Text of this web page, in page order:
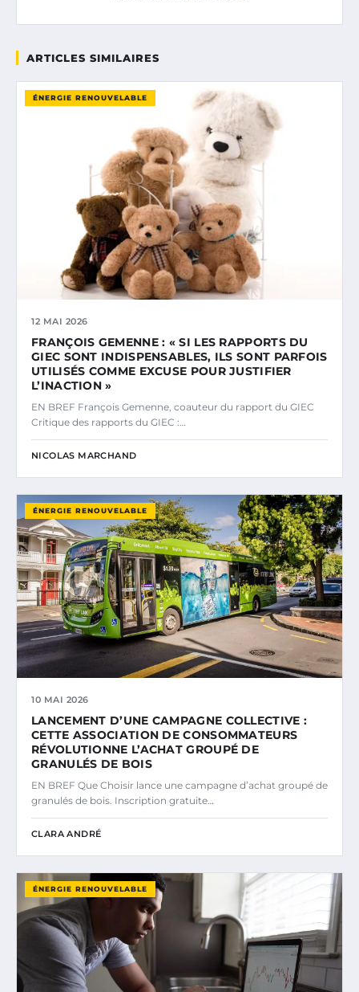
ARTICLES SIMILAIRES
ÉNERGIE RENOUVELABLE
12 MAI 2026
FRANÇOIS GEMENNE : « SI LES RAPPORTS DU
GIEC SONT INDISPENSABLES, ILS SONT PARFOIS
UTILISÉS COMME EXCUSE POUR JUSTIFIER
L’INACTION »
EN BREF François Gemenne, coauteur du rapport du GIEC
Critique des rapports du GIEC :…
NICOLAS MARCHAND
ÉNERGIE RENOUVELABLE
10 MAI 2026
LANCEMENT D’UNE CAMPAGNE COLLECTIVE :
CETTE ASSOCIATION DE CONSOMMATEURS
RÉVOLUTIONNE L’ACHAT GROUPÉ DE
GRANULÉS DE BOIS
EN BREF Que Choisir lance une campagne d’achat groupé de
granulés de bois. Inscription gratuite…
CLARA ANDRÉ
ÉNERGIE RENOUVELABLE